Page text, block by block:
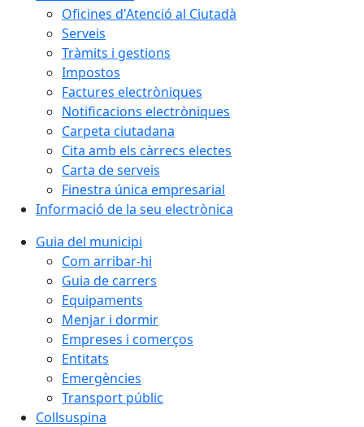
Oficines d'Atenció al Ciutadà
Serveis
Tràmits i gestions
Impostos
Factures electròniques
Notificacions electròniques
Carpeta ciutadana
Cita amb els càrrecs electes
Carta de serveis
Finestra única empresarial
Informació de la seu electrònica
Guia del municipi
Com arribar-hi
Guia de carrers
Equipaments
Menjar i dormir
Empreses i comerços
Entitats
Emergències
Transport públic
Collsuspina